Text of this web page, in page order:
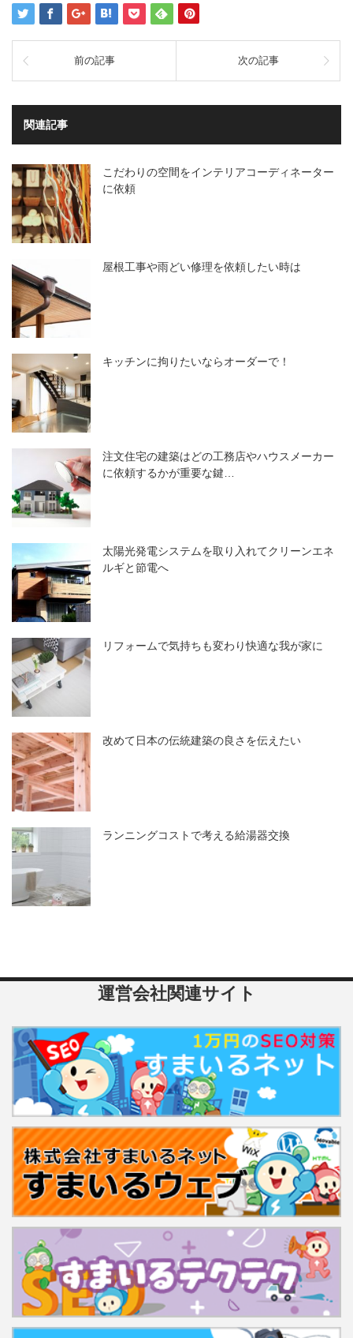
前の記事 次の記事
関連記事
こだわりの空間をインテリアコーディネーター
に依頼
屋根工事や雨どい修理を依頼したい時は
キッチンに拘りたいならオーダーで！
注文住宅の建築はどの工務店やハウスメーカー
に依頼するかが重要な鍵…
太陽光発電システムを取り入れてクリーンエネ
ルギと節電へ
リフォームで気持ちも変わり快適な我が家に
改めて日本の伝統建築の良さを伝えたい
ランニングコストで考える給湯器交換
運営会社関連サイト